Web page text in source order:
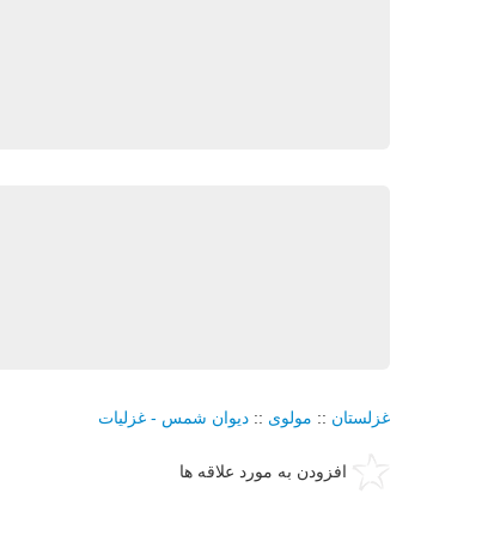
غزلستان :: مولوی :: دیوان شمس - غزلیات
افزودن به مورد علاقه ها